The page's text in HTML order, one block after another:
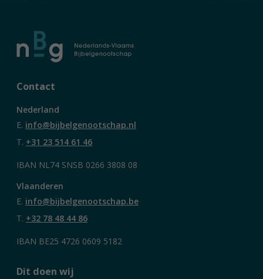
Contact
Nederland
E. info@bijbelgenootschap.nl
T. +31 23 514 61 46
IBAN NL74 SNSB 0266 3808 08
Vlaanderen
E. info@bijbelgenootschap.be
T. +32 78 48 44 86
IBAN BE25 4726 0609 5182
Dit doen wij